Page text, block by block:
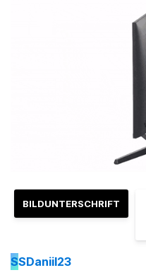
BILDUNTERSCHRIFT
SSDaniil23